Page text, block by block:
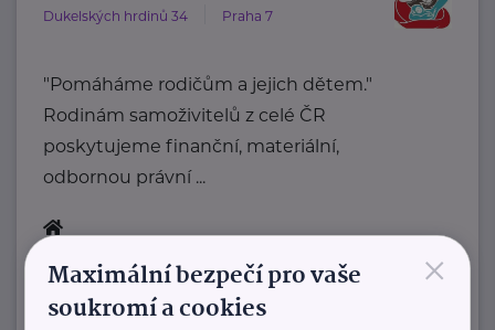
Dukelských hrdinů 34 Praha 7
"Pomáháme rodičům a jejich dětem."
Rodinám samoživitelů z celé ČR
poskytujeme finanční, materiální,
odbornou právní ...
+420 800 995 511
info@klubsvobodnychmatek.cz
×
Maximální bezpečí pro vaše
soukromí a cookies